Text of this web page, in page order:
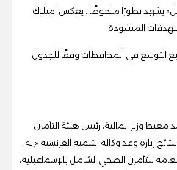
يشهد تطورًا ملحوظًا.. يعكس امتلاك
المنشودة
التوسع في المحافظات وفقًا للجدول
وزير المالية، رئيس هيئة التأمين
زيارة وفد وكالة التنمية الفرنسية «إيه.
للتأمين الصحي الشامل بالإسماعيلية،